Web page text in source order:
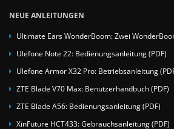
NEUE ANLEITUNGEN
Ultimate Ears WonderBoom: Zwei
Ulefone Note 22: Bedienungsanleitung (PDF)
Ulefone Armor X32 Pro: Betriebsanleitung
ZTE Blade V70 Max: Benutzerhandbuch (PDF)
ZTE Blade A56: Bedienungsanleitung (PDF)
XinFuture HCT433: Gebrauchsanleitung (PDF)